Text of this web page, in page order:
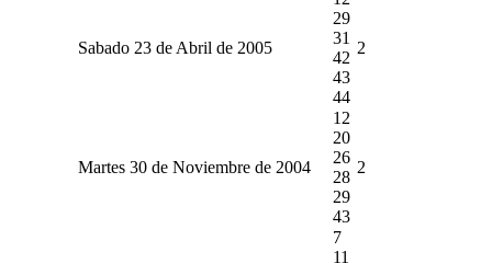
Sabado 23 de Abril de 2005
29
31
42
43
44
2
Martes 30 de Noviembre de 2004
12
20
26
28
29
43
2
7
11